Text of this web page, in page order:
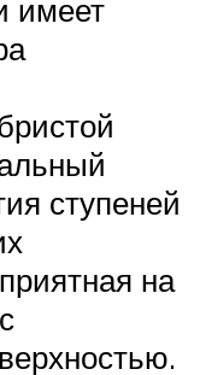
имеет
ступеней
на